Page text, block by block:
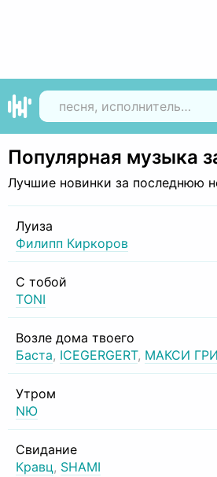
Популярная музыка
Лучшие новинки за последнюю
Луиза
Филипп Киркоров
С тобой
TONI
Возле дома твоего
Баста, ICEGERGERT, МАКСИ
Утром
NЮ
Свидание
Кравц, SHAMI